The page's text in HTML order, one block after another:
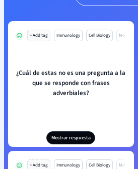
+ Add tag Immunology Cell Biology Mo
¿Cuál de estas no es una pregunta a la
que se responde con frases
adverbiales?
Mostrar respuesta
+ Add tag Immunology Cell Biology Mo